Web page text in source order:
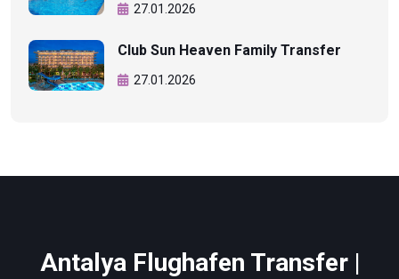
27.01.2026
Club Sun Heaven Family Transfer
27.01.2026
Antalya Flughafen Transfer |